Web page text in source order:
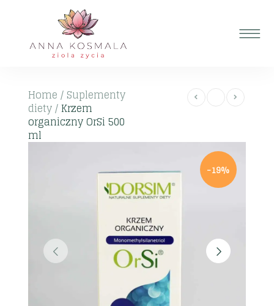
Home / Suplementy
diety/ Krzem
organiczny OrSi 500
ml
-19%